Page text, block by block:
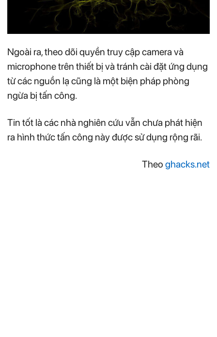
Ngoài ra, theo dõi quyền truy cập camera và
microphone trên thiết bị và tránh cài đặt ứng dụng
từ các nguồn lạ cũng là một biện pháp phòng
ngừa bị tấn công.
Tin tốt là các nhà nghiên cứu vẫn chưa phát hiện
ra hình thức tấn công này được sử dụng rộng rãi.
Theo ghacks.net